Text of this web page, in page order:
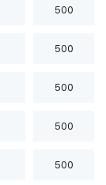
500
500
500
500
500